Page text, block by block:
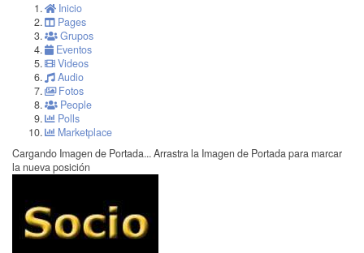
Inicio
Pages
Grupos
Eventos
Videos
Audio
Fotos
People
Polls
Marketplace
Cargando Imagen de Portada... Arrastra la Imagen de Portada para marcar
la nueva posición